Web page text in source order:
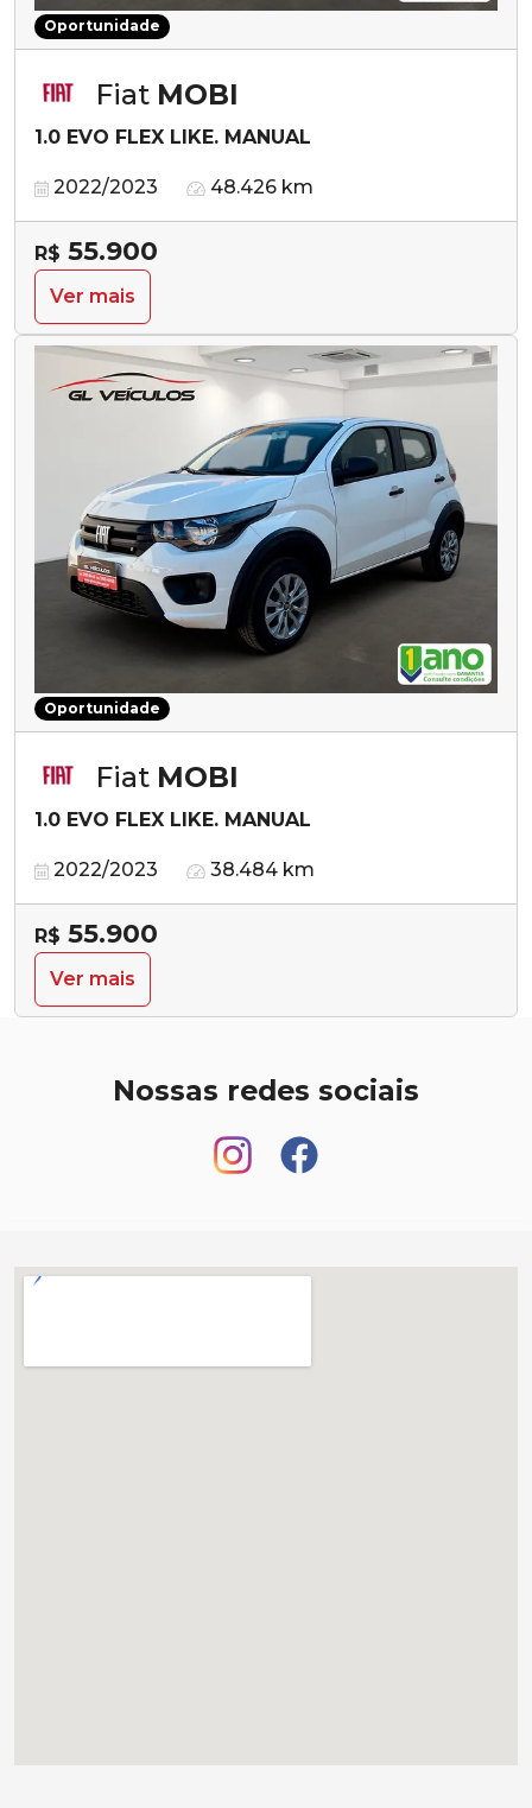
Oportunidade
Fiat MOBI
1.0 EVO FLEX LIKE. MANUAL
2022/2023 48.426 km
R$ 55.900
Ver mais
Oportunidade
Fiat MOBI
1.0 EVO FLEX LIKE. MANUAL
2022/2023 38.484 km
R$ 55.900
Ver mais
Nossas redes sociais